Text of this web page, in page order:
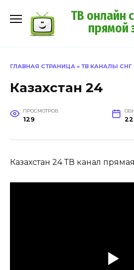
содержанию
ТВ онлайн
прямой
ГЛАВНАЯ СТРАНИЦА » ТВ КАНАЛЫ СНГ
Казахстан 24
ПРОСМОТРОВ
129
Казахстан 24 ТВ канал